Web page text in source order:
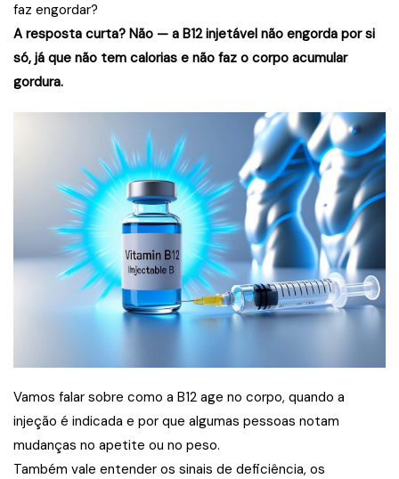
faz engordar?
A resposta curta? Não — a B12 injetável não engorda por si
só, já que não tem calorias e não faz o corpo acumular
gordura.
Vamos falar sobre como a B12 age no corpo, quando a
injeção é indicada e por que algumas pessoas notam
mudanças no apetite ou no peso.
Também vale entender os sinais de deficiência, os